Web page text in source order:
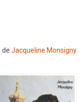
de Jacqueline Monsigny